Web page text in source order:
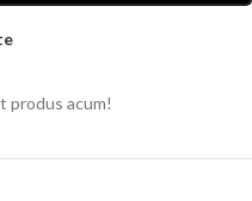
produs acum!